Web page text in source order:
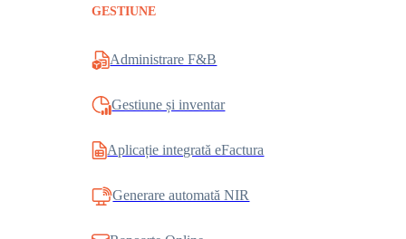
GESTIUNE
Administrare F&B
Gestiune și inventar
Aplicație integrată eFactura
Generare automată NIR